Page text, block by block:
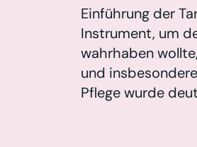
Einführung der
Instrument, um
wahrhaben
und
Pflege wurde